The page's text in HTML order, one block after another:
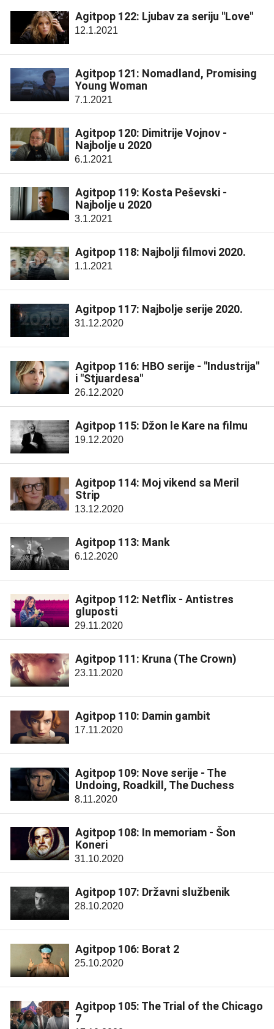
Agitpop 122: Ljubav za seriju "Love"
12.1.2021
Agitpop 121: Nomadland, Promising
Young Woman
7.1.2021
Agitpop 120: Dimitrije Vojnov -
Najbolje u 2020
6.1.2021
Agitpop 119: Kosta Peševski -
Najbolje u 2020
3.1.2021
Agitpop 118: Najbolji filmovi 2020.
1.1.2021
Agitpop 117: Najbolje serije 2020.
31.12.2020
Agitpop 116: HBO serije - "Industrija"
i "Stjuardesa"
26.12.2020
Agitpop 115: Džon le Kare na filmu
19.12.2020
Agitpop 114: Moj vikend sa Meril
Strip
13.12.2020
Agitpop 113: Mank
6.12.2020
Agitpop 112: Netflix - Antistres
gluposti
29.11.2020
Agitpop 111: Kruna (The Crown)
23.11.2020
Agitpop 110: Damin gambit
17.11.2020
Agitpop 109: Nove serije - The
Undoing, Roadkill, The Duchess
8.11.2020
Agitpop 108: In memoriam - Šon
Koneri
31.10.2020
Agitpop 107: Državni službenik
28.10.2020
Agitpop 106: Borat 2
25.10.2020
Agitpop 105: The Trial of the Chicago
7